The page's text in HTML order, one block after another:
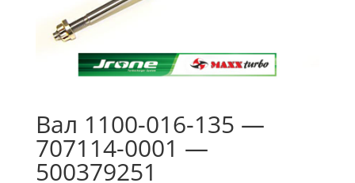
Вал 1100-016-135 —
707114-0001 —
500379251